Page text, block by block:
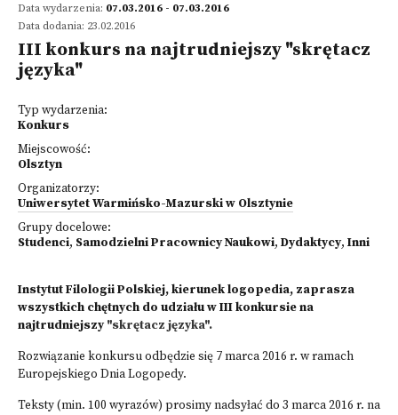
Data wydarzenia: 07.03.2016 - 07.03.2016
Data dodania: 23.02.2016
III konkurs na najtrudniejszy "skrętacz
języka"
Typ wydarzenia:
Konkurs
Miejscowość:
Olsztyn
Organizatorzy:
Uniwersytet Warmińsko-Mazurski w Olsztynie
Grupy docelowe:
Studenci, Samodzielni Pracownicy Naukowi, Dydaktycy, Inni
Instytut Filologii Polskiej, kierunek logopedia, zaprasza
wszystkich chętnych do udziału w III konkursie na
najtrudniejszy"skrętacz języka".
Rozwiązanie konkursu odbędzie się 7 marca 2016 r. w ramach
Europejskiego Dnia Logopedy.
Teksty (min. 100 wyrazów) prosimy nadsyłać do 3 marca 2016 r. na